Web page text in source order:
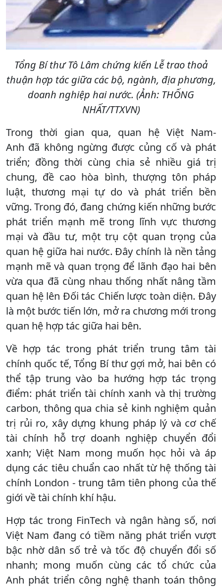
Tổng Bí thư Tô Lâm chứng kiến Lễ trao thoả
thuận hợp tác giữa các bộ, ngành, địa phương,
doanh nghiệp hai nước. (Ảnh: THỐNG
NHẤT/TTXVN)
Trong thời gian qua, quan hệ Việt Nam-
Anh đã không ngừng được củng cố và phát
triển; đồng thời cùng chia sẻ nhiều giá trị
chung, đề cao hòa bình, thượng tôn pháp
luật, thương mại tự do và phát triển bền
vững. Trong đó, đang chứng kiến những bước
phát triển mạnh mẽ trong lĩnh vực thương
mại và đầu tư, một trụ cột quan trọng của
quan hệ giữa hai nước. Đây chính là nền tảng
mạnh mẽ và quan trọng để lãnh đạo hai bên
vừa qua đã cùng nhau thống nhất nâng tầm
quan hệ lên Đối tác Chiến lược toàn diện. Đây
là một bước tiến lớn, mở ra chương mới trong
quan hệ hợp tác giữa hai bên.
Về hợp tác trong phát triển trung tâm tài
chính quốc tế, Tổng Bí thư gợi mở, hai bên có
thể tập trung vào ba hướng hợp tác trọng
điểm: phát triển tài chính xanh và thị trường
carbon, thông qua chia sẻ kinh nghiệm quản
trị rủi ro, xây dựng khung pháp lý và cơ chế
tài chính hỗ trợ doanh nghiệp chuyển đổi
xanh; Việt Nam mong muốn học hỏi và áp
dụng các tiêu chuẩn cao nhất từ hệ thống tài
chính London - trung tâm tiên phong của thế
giới về tài chính khí hậu.
Hợp tác trong FinTech và ngân hàng số, nơi
Việt Nam đang có tiềm năng phát triển vượt
bậc nhờ dân số trẻ và tốc độ chuyển đổi số
nhanh; mong muốn cùng các tổ chức của
Anh phát triển công nghệ thanh toán thông